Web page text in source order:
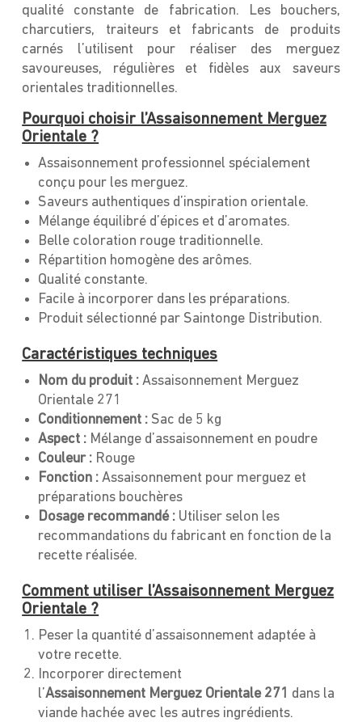
qualité constante de fabrication. Les bouchers,
charcutiers, traiteurs et fabricants de produits
carnés l’utilisent pour réaliser des merguez
savoureuses, régulières et fidèles aux saveurs
orientales traditionnelles.
Pourquoi choisir l’Assaisonnement Merguez
Orientale ?
Assaisonnement professionnel spécialement
conçu pour les merguez.
Saveurs authentiques d’inspiration orientale.
Mélange équilibré d’épices et d’aromates.
Belle coloration rouge traditionnelle.
Répartition homogène des arômes.
Qualité constante.
Facile à incorporer dans les préparations.
Produit sélectionné par Saintonge Distribution.
Caractéristiques techniques
Nom du produit : Assaisonnement Merguez
Orientale 271
Conditionnement : Sac de 5 kg
Aspect : Mélange d’assaisonnement en poudre
Couleur : Rouge
Fonction : Assaisonnement pour merguez et
préparations bouchères
Dosage recommandé : Utiliser selon les
recommandations du fabricant en fonction de la
recette réalisée.
Comment utiliser l’Assaisonnement Merguez
Orientale ?
Peser la quantité d’assaisonnement adaptée à
votre recette.
Incorporer directement
l’Assaisonnement Merguez Orientale 271 dans la
viande hachée avec les autres ingrédients.